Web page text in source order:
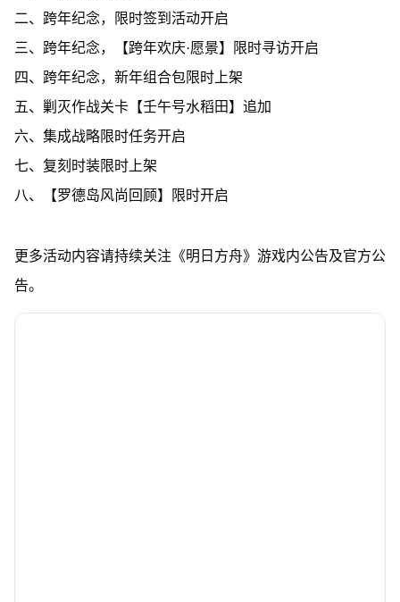
二、跨年纪念，限时签到活动开启
三、跨年纪念，【跨年欢庆·愿景】限时寻访开启
四、跨年纪念，新年组合包限时上架
五、剿灭作战关卡【壬午号水稻田】追加
六、集成战略限时任务开启
七、复刻时装限时上架
八、【罗德岛风尚回顾】限时开启
更多活动内容请持续关注《明日方舟》游戏内公告及官方公
告。